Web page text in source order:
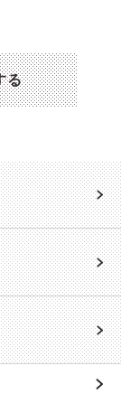
る